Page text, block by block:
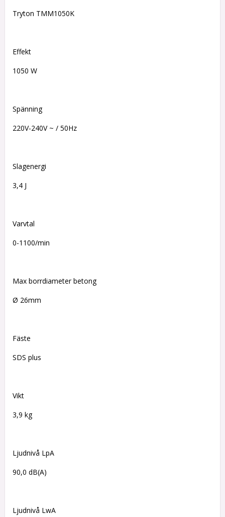
Tryton TMM1050K
Effekt
1050 W
Spänning
220V-240V ~ / 50Hz
Slagenergi
3,4 J
Varvtal
0-1100/min
Max borrdiameter betong
Ø 26mm
Fäste
SDS plus
Vikt
3,9 kg
Ljudnivå LpA
90,0 dB(A)
Ljudnivå LwA